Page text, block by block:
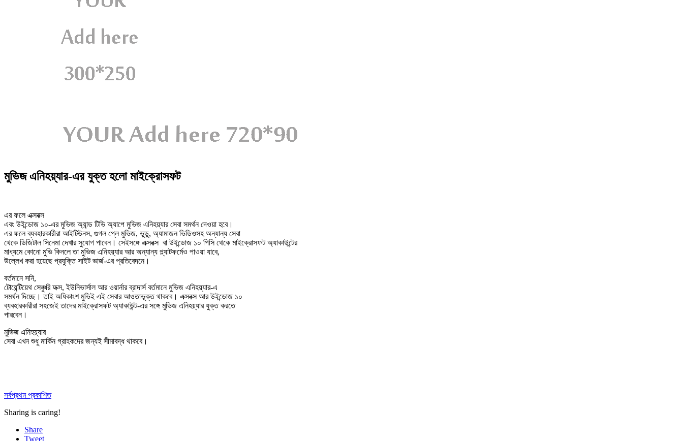
মুভিজ এনিহয়্যার-এর যুক্ত হলো মাইক্রোসফট
এর ফলে এক্সবক্স
এবং উইন্ডোজ ১০-এর মুভিজ অ্যান্ড টিভি অ্যাপে মুভিজ এনিহয়্যার সেবা সমর্থন দেওয়া হবে।
এর ফলে ব্যবহারকারীরা আইটিউনস, গুগল প্লে মুভিজ, ভুডু, অ্যামাজন ভিডিওসহ অন্যান্য সেবা
থেকে ডিজিটাল সিনেমা দেখার সুযোগ পাবেন। সেইসঙ্গে এক্সবক্স বা উইন্ডোজ ১০ পিসি থেকে মাইক্রোসফট অ্যাকাউন্টের
মাধ্যমে কোনো মুভি কিনলে তা মুভিজ এনিহয়্যার আর অন্যান্য প্ল্যাটফর্মেও পাওয়া যাবে,
উল্লেখ করা হয়েছে প্রযুক্তি সাইট ভার্জ-এর প্রতিবেদনে।
বর্তমানে সনি,
টোয়েন্টিয়েথ সেঞ্চুরি ফক্স, ইউনিভার্সাল আর ওয়ার্নার ব্রাদার্স বর্তমানে মুভিজ এনিহয়্যার-এ
সমর্থন দিচ্ছে। তাই অধিকাংশ মুভিই এই সেবার আওতাভূক্ত থাকবে। এক্সবক্স আর উইন্ডোজ ১০
ব্যবহারকারীরা সহজেই তাদের মাইক্রোসফট অ্যাকাউন্ট-এর সঙ্গে মুভিজ এনিহয়্যার যুক্ত করতে
পারবেন।
মুভিজ এনিহয়্যার
সেবা এখন শুধু মার্কিন গ্রাহকদের জন্যই সীমাবদ্ধ থাকবে।
সর্বপ্রথম প্রকাশিত
Sharing is caring!
Share
Tweet